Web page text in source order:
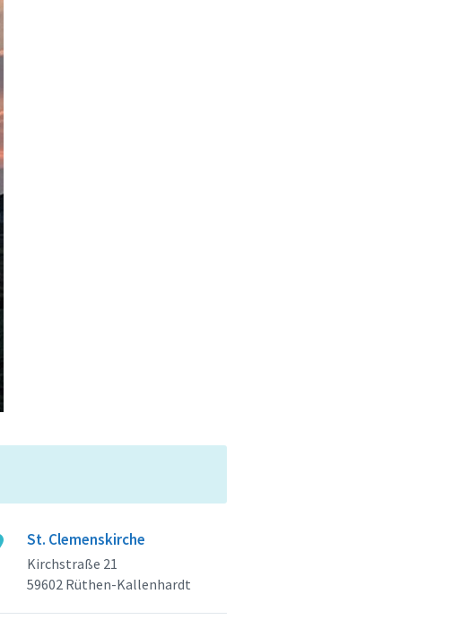
St. Clemenskirche
Kirchstraße 21
59602 Rüthen-Kallenhardt